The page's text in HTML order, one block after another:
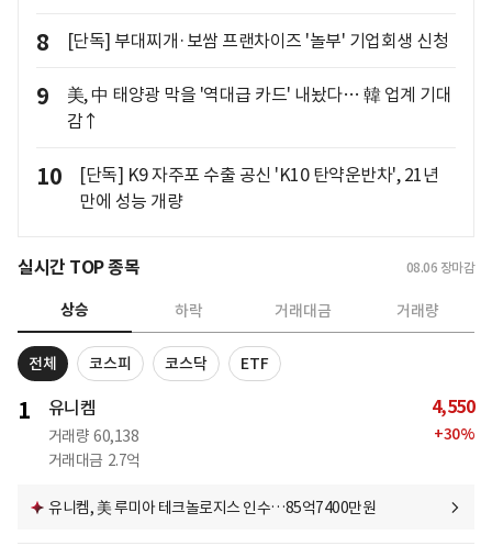
8 [단독] 부대찌개·보쌈 프랜차이즈 '놀부' 기업회생 신청
9
美, 中 태양광 막을 '역대급 카드' 내놨다… 韓 업계 기대
감↑
10
[단독] K9 자주포 수출 공신 'K10 탄약운반차', 21년
만에 성능 개량
실시간 TOP 종목 08.06 장마감
상승 하락 거래대금 거래량
전체 코스피 코스닥 ETF
1 유니켐
거래량 60,138
거래대금 2.7억
4,550
+30%
유니켐, 美 루미아 테크놀로지스 인수…85억7400만원